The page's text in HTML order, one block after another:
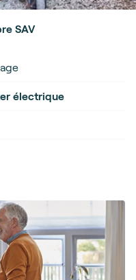
SAV
électrique